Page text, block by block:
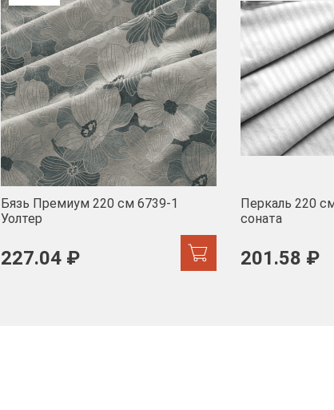
Бязь Премиум 220 см 6739-1
Уолтер
227.04 ₽
Перкаль 220
соната
201.58 ₽